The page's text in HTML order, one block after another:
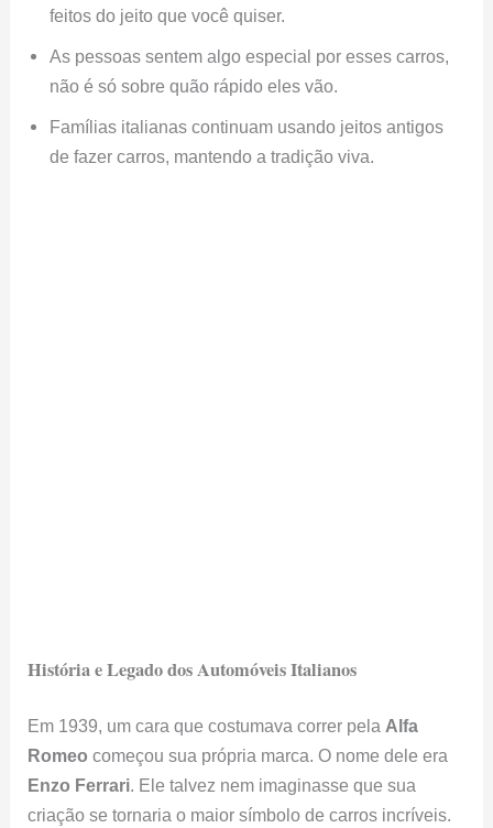
feitos do jeito que você quiser.
As pessoas sentem algo especial por esses carros,
não é só sobre quão rápido eles vão.
Famílias italianas continuam usando jeitos antigos
de fazer carros, mantendo a tradição viva.
História e Legado dos Automóveis Italianos
Em 1939, um cara que costumava correr pela Alfa
Romeo começou sua própria marca. O nome dele era
Enzo Ferrari. Ele talvez nem imaginasse que sua
criação se tornaria o maior símbolo de carros incríveis.